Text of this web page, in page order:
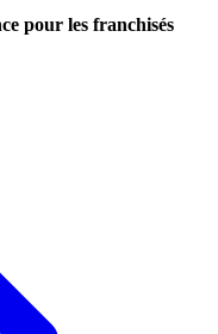
pour les franchisés